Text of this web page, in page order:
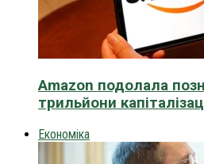
Amazon подолала
трильйони
Економіка